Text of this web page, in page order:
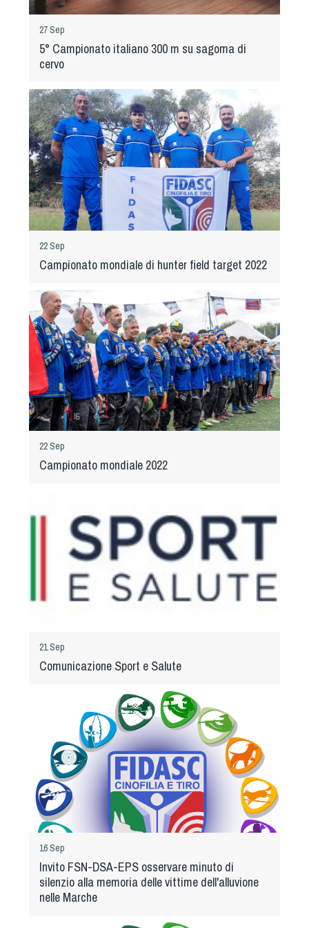
27 Sep
5° Campionato italiano 300 m su sagoma di
cervo
22 Sep
Campionato mondiale di hunter field target 2022
22 Sep
Campionato mondiale 2022
21 Sep
Comunicazione Sport e Salute
16 Sep
Invito FSN-DSA-EPS osservare minuto di
silenzio alla memoria delle vittime dell'alluvione
nelle Marche
Dog Triathlon
Mantrailing
Obedience
Rally Obedience
Retriever Sport
Ricerca Tartufo
Sheepdog
Sport acquatici
Treibball
Ipo Delta
Protezione civile Sportiva
Cinofilia Venatoria
Sleddog